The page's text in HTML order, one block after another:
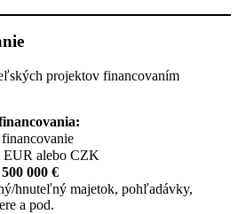
projektov financovaním
alebo CZK
500 000 €
hnuteľný majetok, pohľadávky,
a pod.